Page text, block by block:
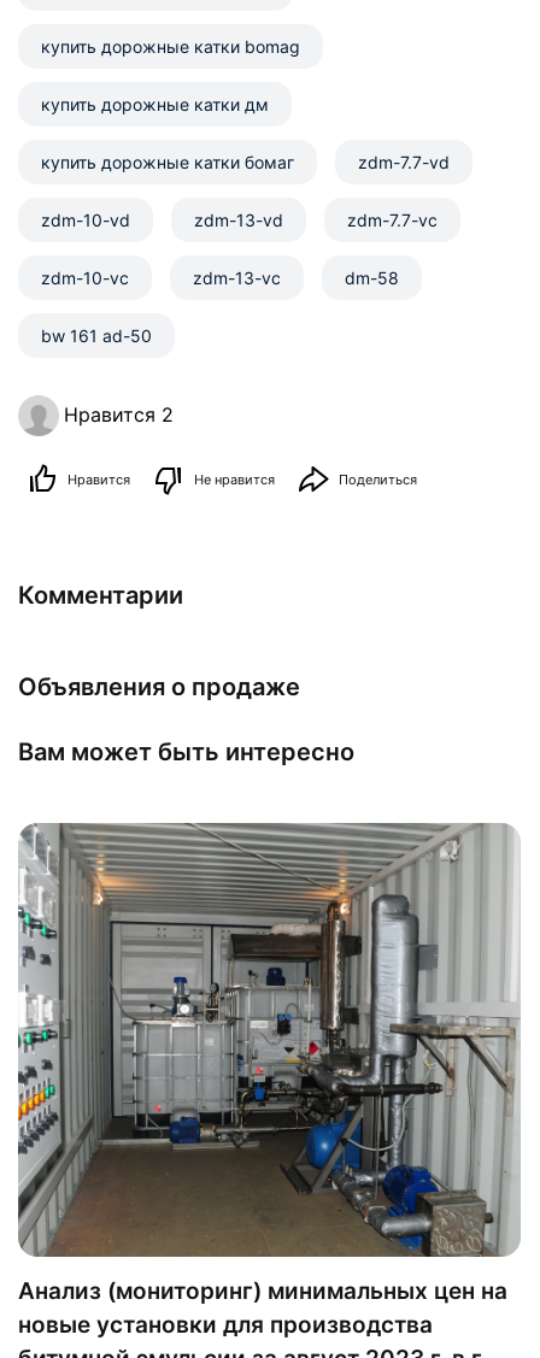
купить дорожные катки bomag
купить дорожные катки дм
купить дорожные катки бомаг zdm-7.7-vd
zdm-10-vd zdm-13-vd zdm-7.7-vc
zdm-10-vc zdm-13-vc dm-58
bw 161 ad-50
Нравится 2
Нравится Не нравится Поделиться
Комментарии
Объявления о продаже
Вам может быть интересно
Анализ (мониторинг) минимальных цен на
новые установки для производства